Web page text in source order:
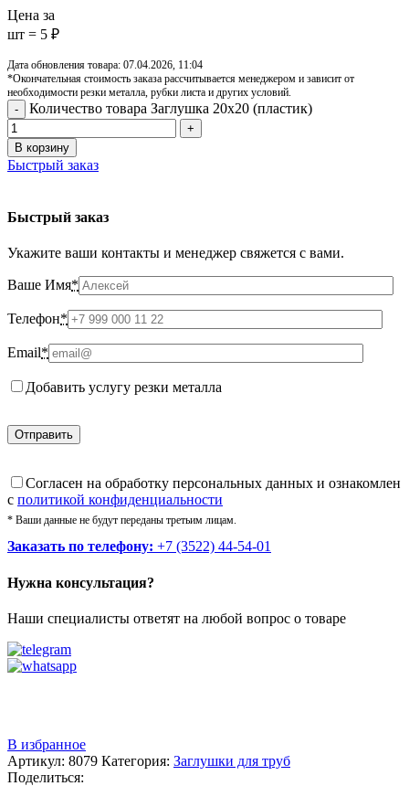
Цена за
шт = 5 ₽
Дата обновления товара: 07.04.2026, 11:04
*Окончательная стоимость заказа рассчитывается менеджером и зависит от
необходимости резки металла, рубки листа и других условий.
Количество товара Заглушка 20х20 (пластик)
В корзину
Быстрый заказ
Быстрый заказ
Укажите ваши контакты и менеджер свяжется с вами.
Ваше Имя*
Телефон*
Email*
Добавить услугу резки металла
Cогласен на обработку персональных данных и ознакомлен
с политикой конфиденциальности
* Ваши данные не будут переданы третьим лицам.
Заказать по телефону: +7 (3522) 44-54-01
Нужна консультация?
Наши специалисты ответят на любой вопрос о товаре
В избранное
Артикул: 8079 Категория: Заглушки для труб
Поделиться: